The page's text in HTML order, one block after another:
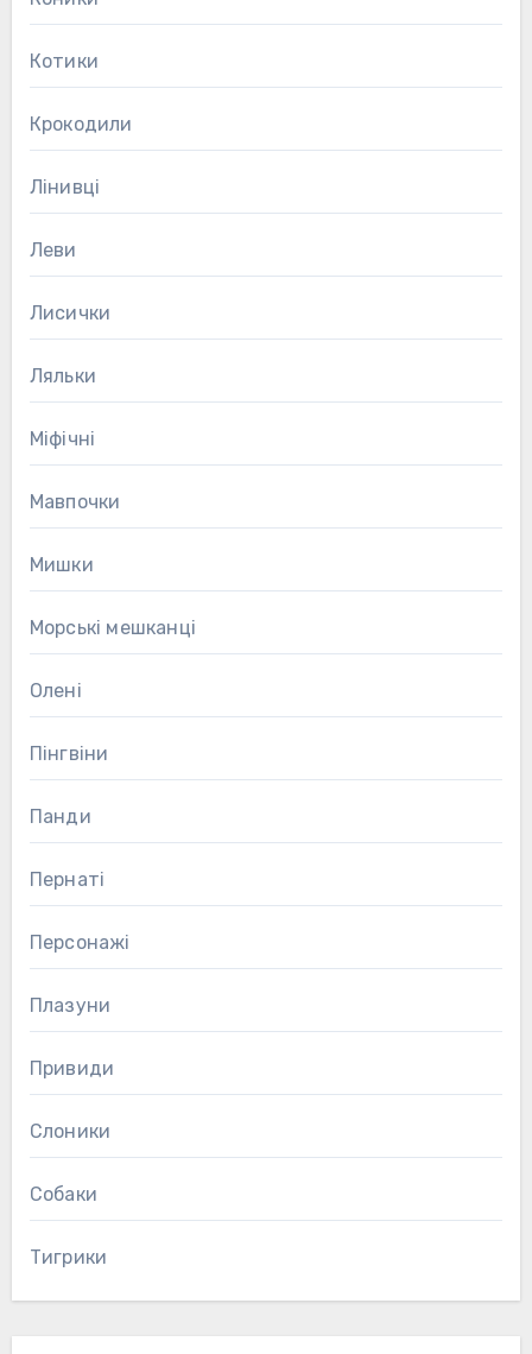
Котики
Крокодили
Лінивці
Леви
Лисички
Ляльки
Міфічні
Мавпочки
Мишки
Морські мешканці
Олені
Пінгвіни
Панди
Пернаті
Персонажі
Плазуни
Привиди
Слоники
Собаки
Тигрики